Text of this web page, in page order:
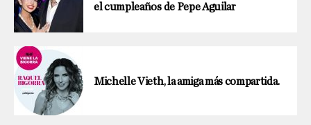
el cumpleaños de Pepe Aguilar
Michelle Vieth, la amiga más compartida.